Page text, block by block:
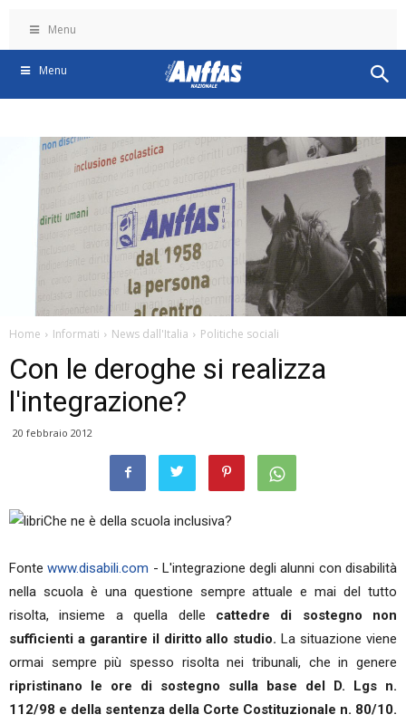
Menu
Menu
Home Informati News dall'Italia Politiche sociali
Con le deroghe si realizza
l'integrazione?
20 febbraio 2012
Che ne è della scuola inclusiva?
Fontewww.disabili.com - L'integrazione degli alunni con disabilità
nella scuola è una questione sempre attuale e mai del tutto
risolta, insieme a quella delle cattedre di sostegno non
sufficienti a garantire il diritto allo studio.La situazione viene
ormai sempre più spesso risolta nei tribunali, che in genere
ripristinano le ore di sostegno sulla base del D. Lgs n.
112/98 e della sentenza della Corte Costituzionale n. 80/10.